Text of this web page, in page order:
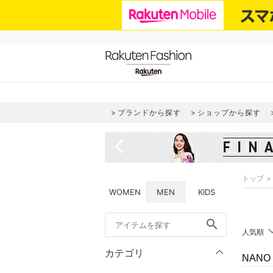
ブランドから探す ショップから探す
WOMEN MEN KIDS
search
カテゴリ
トップ
人気順